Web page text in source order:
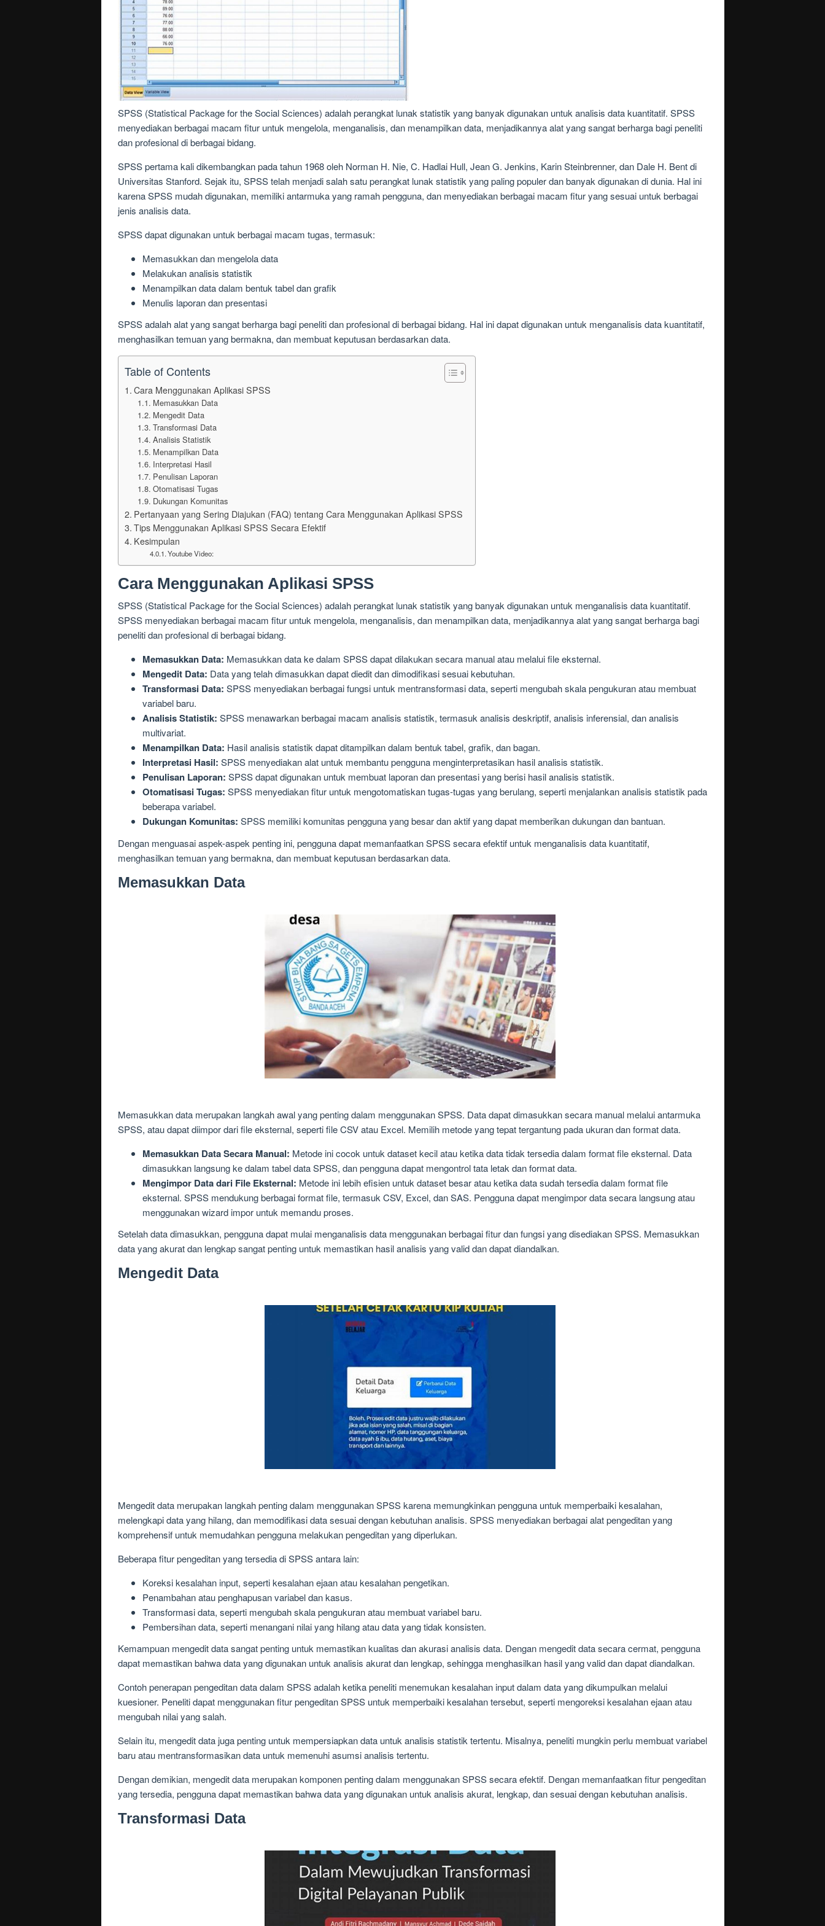
SPSS (Statistical Package for the Social Sciences) adalah perangkat lunak statistik yang banyak digunakan untuk analisis data kuantitatif. SPSS
menyediakan berbagai macam fitur untuk mengelola, menganalisis, dan menampilkan data, menjadikannya alat yang sangat berharga bagi peneliti
dan profesional di berbagai bidang.
SPSS pertama kali dikembangkan pada tahun 1968 oleh Norman H. Nie, C. Hadlai Hull, Jean G. Jenkins, Karin Steinbrenner, dan Dale H. Bent di
Universitas Stanford. Sejak itu, SPSS telah menjadi salah satu perangkat lunak statistik yang paling populer dan banyak digunakan di dunia. Hal ini
karena SPSS mudah digunakan, memiliki antarmuka yang ramah pengguna, dan menyediakan berbagai macam fitur yang sesuai untuk berbagai
jenis analisis data.
SPSS dapat digunakan untuk berbagai macam tugas, termasuk:
Memasukkan dan mengelola data
Melakukan analisis statistik
Menampilkan data dalam bentuk tabel dan grafik
Menulis laporan dan presentasi
SPSS adalah alat yang sangat berharga bagi peneliti dan profesional di berbagai bidang. Hal ini dapat digunakan untuk menganalisis data kuantitatif,
menghasilkan temuan yang bermakna, dan membuat keputusan berdasarkan data.
Table of Contents
Cara Menggunakan Aplikasi SPSS
Memasukkan Data
Mengedit Data
Transformasi Data
Analisis Statistik
Menampilkan Data
Interpretasi Hasil
Penulisan Laporan
Otomatisasi Tugas
Dukungan Komunitas
Pertanyaan yang Sering Diajukan (FAQ) tentang Cara Menggunakan Aplikasi SPSS
Tips Menggunakan Aplikasi SPSS Secara Efektif
Kesimpulan
Youtube Video:
Cara Menggunakan Aplikasi SPSS
SPSS (Statistical Package for the Social Sciences) adalah perangkat lunak statistik yang banyak digunakan untuk menganalisis data kuantitatif.
SPSS menyediakan berbagai macam fitur untuk mengelola, menganalisis, dan menampilkan data, menjadikannya alat yang sangat berharga bagi
peneliti dan profesional di berbagai bidang.
Memasukkan Data: Memasukkan data ke dalam SPSS dapat dilakukan secara manual atau melalui file eksternal.
Mengedit Data: Data yang telah dimasukkan dapat diedit dan dimodifikasi sesuai kebutuhan.
Transformasi Data: SPSS menyediakan berbagai fungsi untuk mentransformasi data, seperti mengubah skala pengukuran atau membuat
variabel baru.
Analisis Statistik: SPSS menawarkan berbagai macam analisis statistik, termasuk analisis deskriptif, analisis inferensial, dan analisis
multivariat.
Menampilkan Data: Hasil analisis statistik dapat ditampilkan dalam bentuk tabel, grafik, dan bagan.
Interpretasi Hasil: SPSS menyediakan alat untuk membantu pengguna menginterpretasikan hasil analisis statistik.
Penulisan Laporan: SPSS dapat digunakan untuk membuat laporan dan presentasi yang berisi hasil analisis statistik.
Otomatisasi Tugas: SPSS menyediakan fitur untuk mengotomatiskan tugas-tugas yang berulang, seperti menjalankan analisis statistik pada
beberapa variabel.
Dukungan Komunitas: SPSS memiliki komunitas pengguna yang besar dan aktif yang dapat memberikan dukungan dan bantuan.
Dengan menguasai aspek-aspek penting ini, pengguna dapat memanfaatkan SPSS secara efektif untuk menganalisis data kuantitatif,
menghasilkan temuan yang bermakna, dan membuat keputusan berdasarkan data.
Memasukkan Data
Memasukkan data merupakan langkah awal yang penting dalam menggunakan SPSS. Data dapat dimasukkan secara manual melalui antarmuka
SPSS, atau dapat diimpor dari file eksternal, seperti file CSV atau Excel. Memilih metode yang tepat tergantung pada ukuran dan format data.
Memasukkan Data Secara Manual: Metode ini cocok untuk dataset kecil atau ketika data tidak tersedia dalam format file eksternal. Data
dimasukkan langsung ke dalam tabel data SPSS, dan pengguna dapat mengontrol tata letak dan format data.
Mengimpor Data dari File Eksternal: Metode ini lebih efisien untuk dataset besar atau ketika data sudah tersedia dalam format file
eksternal. SPSS mendukung berbagai format file, termasuk CSV, Excel, dan SAS. Pengguna dapat mengimpor data secara langsung atau
menggunakan wizard impor untuk memandu proses.
Setelah data dimasukkan, pengguna dapat mulai menganalisis data menggunakan berbagai fitur dan fungsi yang disediakan SPSS. Memasukkan
data yang akurat dan lengkap sangat penting untuk memastikan hasil analisis yang valid dan dapat diandalkan.
Mengedit Data
Mengedit data merupakan langkah penting dalam menggunakan SPSS karena memungkinkan pengguna untuk memperbaiki kesalahan,
melengkapi data yang hilang, dan memodifikasi data sesuai dengan kebutuhan analisis. SPSS menyediakan berbagai alat pengeditan yang
komprehensif untuk memudahkan pengguna melakukan pengeditan yang diperlukan.
Beberapa fitur pengeditan yang tersedia di SPSS antara lain:
Koreksi kesalahan input, seperti kesalahan ejaan atau kesalahan pengetikan.
Penambahan atau penghapusan variabel dan kasus.
Transformasi data, seperti mengubah skala pengukuran atau membuat variabel baru.
Pembersihan data, seperti menangani nilai yang hilang atau data yang tidak konsisten.
Kemampuan mengedit data sangat penting untuk memastikan kualitas dan akurasi analisis data. Dengan mengedit data secara cermat, pengguna
dapat memastikan bahwa data yang digunakan untuk analisis akurat dan lengkap, sehingga menghasilkan hasil yang valid dan dapat diandalkan.
Contoh penerapan pengeditan data dalam SPSS adalah ketika peneliti menemukan kesalahan input dalam data yang dikumpulkan melalui
kuesioner. Peneliti dapat menggunakan fitur pengeditan SPSS untuk memperbaiki kesalahan tersebut, seperti mengoreksi kesalahan ejaan atau
mengubah nilai yang salah.
Selain itu, mengedit data juga penting untuk mempersiapkan data untuk analisis statistik tertentu. Misalnya, peneliti mungkin perlu membuat variabel
baru atau mentransformasikan data untuk memenuhi asumsi analisis tertentu.
Dengan demikian, mengedit data merupakan komponen penting dalam menggunakan SPSS secara efektif. Dengan memanfaatkan fitur pengeditan
yang tersedia, pengguna dapat memastikan bahwa data yang digunakan untuk analisis akurat, lengkap, dan sesuai dengan kebutuhan analisis.
Transformasi Data